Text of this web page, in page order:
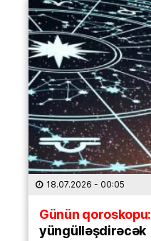
18.07.2026 - 00:05
Günün qoroskopu:
yüngülləşdirəcək